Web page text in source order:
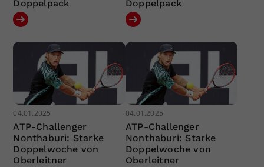
Doppelpack
Doppelpack
04.01.2025
ATP-Challenger
Nonthaburi: Starke
Doppelwoche von
Oberleitner
04.01.2025
ATP-Challenger
Nonthaburi: Starke
Doppelwoche von
Oberleitner